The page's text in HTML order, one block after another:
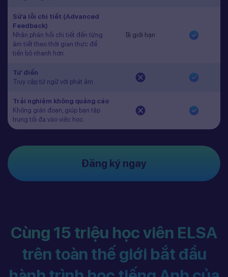
Sửa lỗi chi tiết (Advanced
Feedback)
Nhận phản hồi chi tiết đến từng
âm tiết theo thời gian thực để
tiến bộ nhanh hơn.
Bị giới hạn
Từ điển
Truy cập từ ngữ với phát âm
Trải nghiệm không quảng cáo
Không gián đoạn, giúp bạn tập
trung tối đa vào việc học.
Đăng ký ngay
Cùng 15 triệu học viên ELSA
trên toàn thế giới bắt đầu